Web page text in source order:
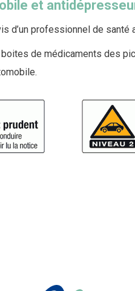
et
d’un professionnel de
de médicaments des